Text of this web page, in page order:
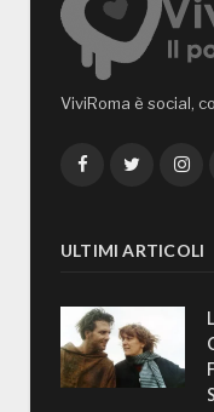
ViviRoma è social,
FacebookTwitter
ULTIMI ARTICOLI